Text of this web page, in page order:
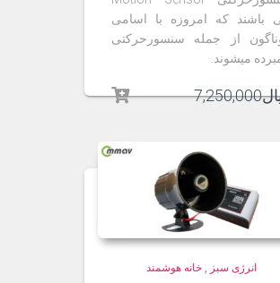
باشند که امروزه با اسامی
از جمله سنسورحرکتی
میشوند.
7,250,000
انرژی سبز ,خانه هوشمند